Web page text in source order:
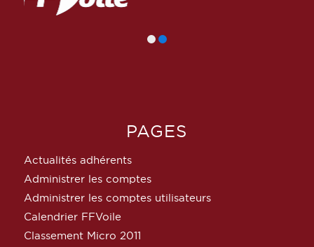
PAGES
Actualités adhérents
Administrer les comptes
Administrer les comptes utilisateurs
Calendrier FFVoile
Classement Micro 2011